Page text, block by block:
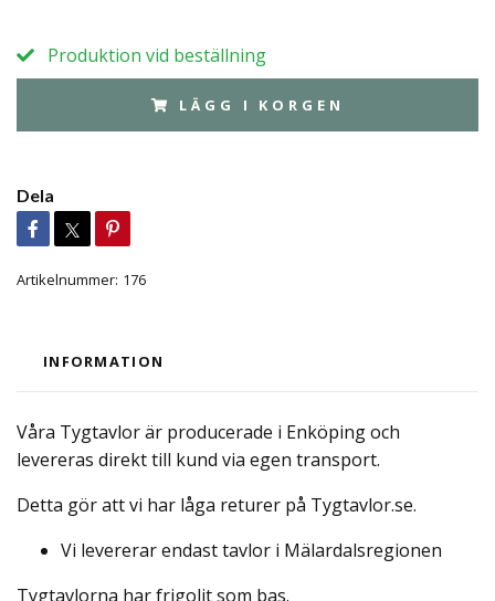
Produktion vid beställning
LÄGG I KORGEN
Dela
Artikelnummer: 176
INFORMATION
Våra Tygtavlor är producerade i Enköping och
levereras direkt till kund via egen transport.
Detta gör att vi har låga returer på Tygtavlor.se.
Vi levererar endast tavlor i Mälardalsregionen
Tygtavlorna har frigolit som bas.